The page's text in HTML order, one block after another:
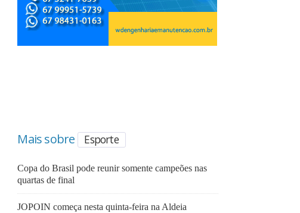
Mais sobre Esporte
Copa do Brasil pode reunir somente campeões nas
quartas de final
JOPOIN começa nesta quinta-feira na Aldeia